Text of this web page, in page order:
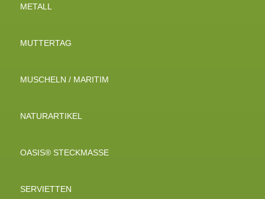
METALL
MUTTERTAG
MUSCHELN / MARITIM
NATURARTIKEL
OASIS® STECKMASSE
SERVIETTEN